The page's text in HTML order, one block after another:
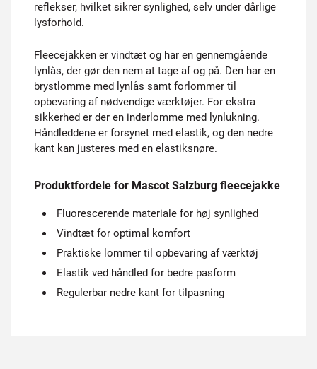
reflekser, hvilket sikrer synlighed, selv under dårlige
lysforhold.
Fleecejakken er vindtæt og har en gennemgående
lynlås, der gør den nem at tage af og på. Den har en
brystlomme med lynlås samt forlommer til
opbevaring af nødvendige værktøjer. For ekstra
sikkerhed er der en inderlomme med lynlukning.
Håndleddene er forsynet med elastik, og den nedre
kant kan justeres med en elastiksnøre.
Produktfordele for Mascot Salzburg fleecejakke
Fluorescerende materiale for høj synlighed
Vindtæt for optimal komfort
Praktiske lommer til opbevaring af værktøj
Elastik ved håndled for bedre pasform
Regulerbar nedre kant for tilpasning